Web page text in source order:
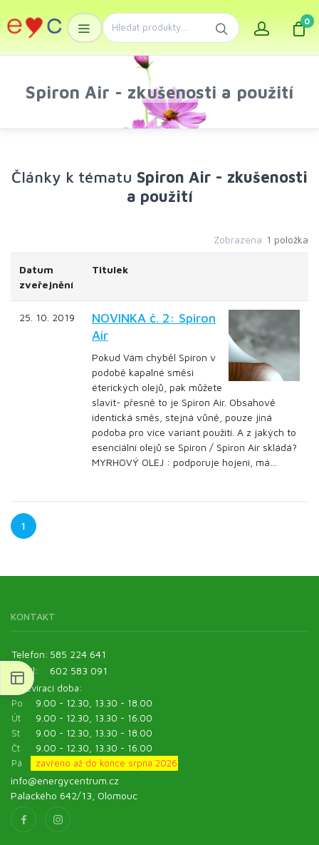
0
Spiron Air - zkušenosti a použití
Články k tématu Spiron Air - zkušenosti
a použití
Zobrazena 1 položka
Datum
zveřejnění
Titulek
25. 10. 2019
NOVINKA č. 2: Spiron
Air
Pokud Vám chyběl Spiron v
podobě kapalné směsi
éterických olejů, pak můžete
slavit- přesně to je Spiron Air. Obsahově
identická směs, stejná vůně, pouze jiná
podoba pro více variant použití. A z jakých to
esenciální olejů se Spiron / Spiron Air skládá?
MYRHOVÝ OLEJ : podporuje hojení, má…
1
KONTAKT
Telefon: 585 224 641
Mobil:
602 583 091
Otevírací doba:
Po
9.00 - 12.30, 13.30 - 18.00
Út
9.00 - 12.30, 13.30 - 16.00
St
9.00 - 12.30, 13.30 - 18.00
Čt
9.00 - 12.30, 13.30 - 16.00
Pá
zavřeno až do konce srpna 2026
info@energycentrum.cz
Palackého 642/13, Olomouc